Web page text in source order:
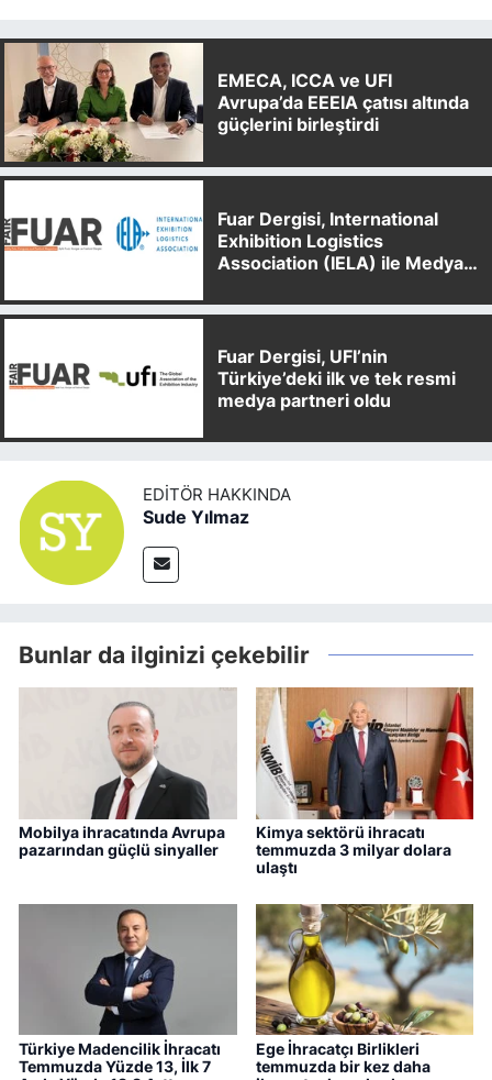
EMECA, ICCA ve UFI
Avrupa’da EEEIA çatısı altında
güçlerini birleştirdi
Fuar Dergisi, International
Exhibition Logistics
Association (IELA) ile Medya
Fuar Dergisi, UFI’nin
Türkiye’deki ilk ve tek resmi
medya partneri oldu
EDITÖR HAKKINDA
Sude Yılmaz
Bunlar da ilginizi çekebilir
Mobilya ihracatında Avrupa
pazarından güçlü sinyaller
Kimya sektörü ihracatı
temmuzda 3 milyar dolara
ulaştı
Türkiye Madencilik İhracatı
Temmuzda Yüzde 13, İlk 7
Ege İhracatçı Birlikleri
temmuzda bir kez daha